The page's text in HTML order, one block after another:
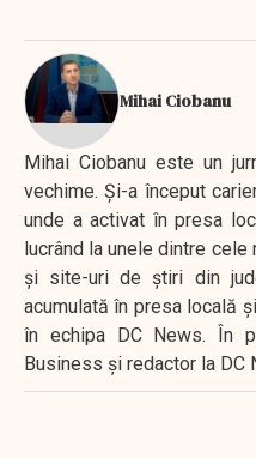
Mihai Ciobanu
Mihai Ciobanu este un
vechime. Şi-a început
unde a activat în presa
lucrând la unele dintre
şi site-uri de ştiri din
acumulată în presa locală
în echipa DC News. În
Business şi redactor la DC